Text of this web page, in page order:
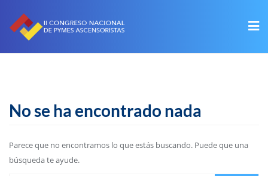
No se ha encontrado nada
Parece que no encontramos lo que estás buscando. Puede que una
búsqueda te ayude.